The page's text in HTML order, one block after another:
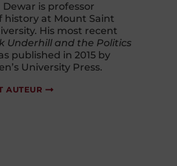
Dewar is professor
history at Mount Saint
His most recent
Underhill and the Politics
published in 2015 by
University Press.
AUTEUR